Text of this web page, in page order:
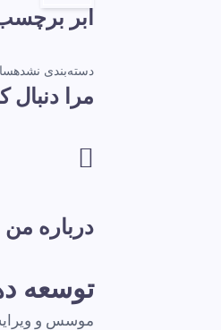
ابر
دسته‌بندی نشده
مرا دنبال
درباره من
توسعه
موسس و